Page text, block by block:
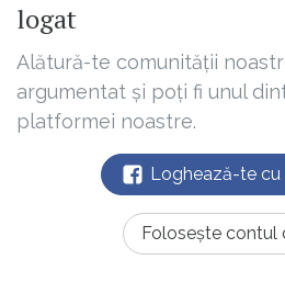
logat
Alătură-te comunității
argumentat și poți fi unul
platformei noastre.
Loghează-te cu
Folosește contul